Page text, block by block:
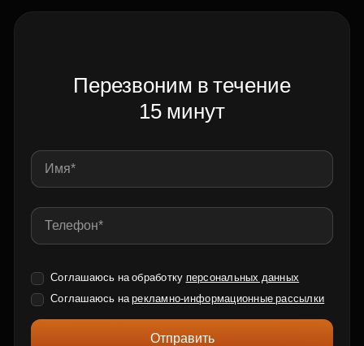
Перезвоним в течение
15 минут
Соглашаюсь на обработку персональных данных
Соглашаюсь нарекламно-информационные рассылки
Отправить